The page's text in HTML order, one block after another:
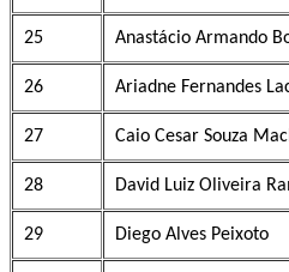
25 Anastácio Armando
26 Ariadne Fernandes
27 Caio Cesar Souza
28 David Luiz Oliveira
29 Diego Alves Peixoto